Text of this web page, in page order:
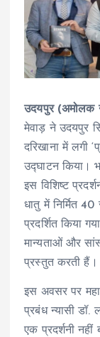
उदयपुर
मेवाड़ ने उदयपुर
दरिखाना में लगी
उद्घाटन किया।
इस विशिष्ट
धातु में निर्मित
प्रदर्शित किया
मान्यताओं और
प्रस्तुत करती हैं।
इस अवसर पर
प्रबंध न्यासी डॉ.
एक प्रदर्शनी